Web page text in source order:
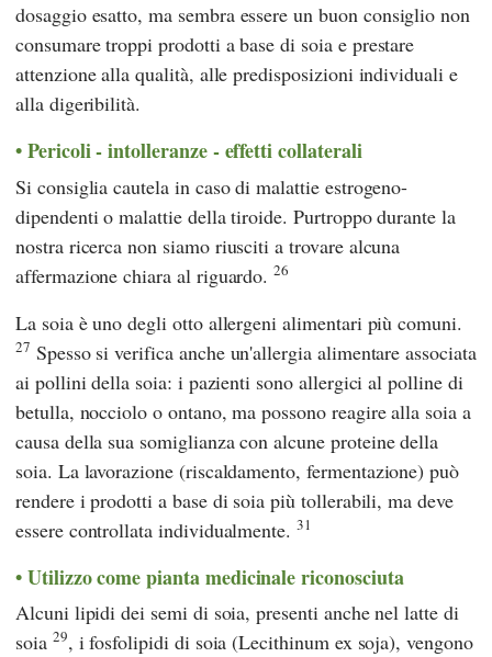
dosaggio esatto, ma sembra essere un buon consiglio non
consumare troppi prodotti a base di soia e prestare
attenzione alla qualità, alle predisposizioni individuali e
alla digeribilità.
Pericoli - intolleranze - effetti collaterali
Si consiglia cautela in caso di malattie estrogeno-
dipendenti o malattie della tiroide. Purtroppo durante la
nostra ricerca non siamo riusciti a trovare alcuna
affermazione chiara al riguardo.26
La soia è uno degli otto allergeni alimentari più comuni.
27 Spesso si verifica anche un'allergia alimentare associata
ai pollini della soia: i pazienti sono allergici al polline di
betulla, nocciolo o ontano, ma possono reagire alla soia a
causa della sua somiglianza con alcune proteine della
soia. La lavorazione (riscaldamento, fermentazione) può
rendere i prodotti a base di soia più tollerabili, ma deve
essere controllata individualmente.31
Utilizzo come pianta medicinale riconosciuta
Alcuni lipidi dei semi di soia, presenti anche nel latte di
soia 29, i fosfolipidi di soia (Lecithinum ex soja), vengono